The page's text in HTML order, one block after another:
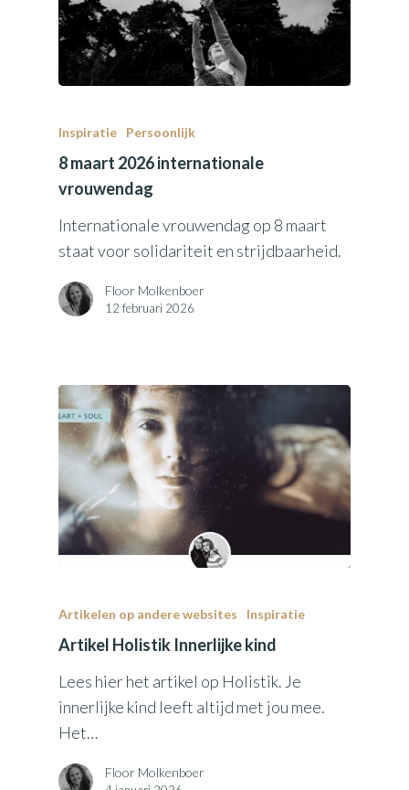
Inspiratie Persoonlijk
8 maart 2026 internationale
vrouwendag
Internationale vrouwendag op 8 maart
staat voor solidariteit en strijdbaarheid.
Floor Molkenboer
12 februari 2026
Artikelen op andere websites Inspiratie
Artikel Holistik Innerlijke kind
Lees hier het artikel op Holistik. Je
innerlijke kind leeft altijd met jou mee.
Het…
Floor Molkenboer